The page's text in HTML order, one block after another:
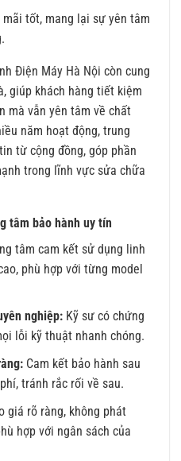
tốt, mang lại sự yên tâm
Điện Máy Hà Nội còn cung
giúp khách hàng tiết kiệm
mà vẫn yên tâm về chất
năm hoạt động, trung
từ cộng đồng, góp phần
trong lĩnh vực sửa chữa
tâm bảo hành uy tín
tâm cam kết sử dụng linh
phù hợp với từng model
nghiệp:Kỹ sư có chứng
lỗi kỹ thuật nhanh chóng.
Cam kết bảo hành sau
tránh rắc rối về sau.
giá rõ ràng, không phát
hợp với ngân sách của